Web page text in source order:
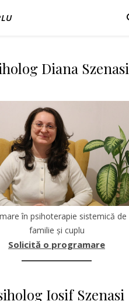
Diana Szenasi
în psihoterapie sistemică de
familie și cuplu
Solicită o programare
Iosif Szenasi